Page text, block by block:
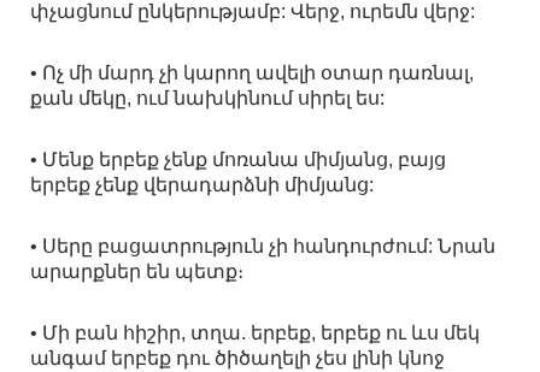
փչացնում ընկերությամբ: Վերջ, ուրեմն վերջ:
• Ոչ մի մարդ չի կարող ավելի օտար դառնալ,
քան մեկը, ում նախկինում սիրել ես:
• Մենք երբեք չենք մոռանա միմյանց, բայց
երբեք չենք վերադարձնի միմյանց:
• Սերը բացատրություն չի հանդուրժում: Նրան
արարքներ են պետք։
• Մի բան հիշիր, տղա. երբեք, երբեք ու ևս մեկ
անգամ երբեք դու ծիծաղելի չես լինի կնոջ